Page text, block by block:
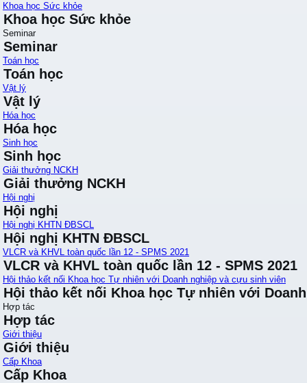
Khoa học Sức khỏe
Khoa học Sức khỏe
Seminar
Seminar
Toán học
Toán học
Vật lý
Vật lý
Hóa học
Hóa học
Sinh học
Sinh học
Giải thưởng NCKH
Giải thưởng NCKH
Hội nghị
Hội nghị
Hội nghị KHTN ĐBSCL
Hội nghị KHTN ĐBSCL
VLCR và KHVL toàn quốc lần 12 - SPMS 2021
VLCR và KHVL toàn quốc lần 12 - SPMS 2021
Hội thảo kết nối Khoa học Tự nhiên với Doanh nghiệp và cựu sinh viên
Hội thảo kết nối Khoa học Tự nhiên với
Hợp tác
Hợp tác
Giới thiệu
Giới thiệu
Cấp Khoa
Cấp Khoa